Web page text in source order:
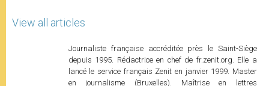
View all articles
Journaliste française accréditée près le Saint-Siège
depuis 1995. Rédactrice en chef de fr.zenit.org. Elle a
lancé le service français Zenit en janvier 1999. Master
en journalisme (Bruxelles). Maîtrise en lettres